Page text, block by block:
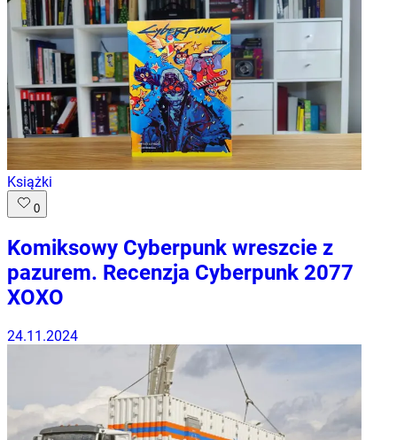
Książki
0
Komiksowy Cyberpunk wreszcie z
pazurem. Recenzja Cyberpunk 2077
XOXO
24.11.2024